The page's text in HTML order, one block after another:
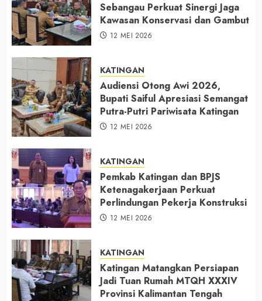
Sebangau Perkuat Sinergi Jaga
Kawasan Konservasi dan Gambut
12 MEI 2026
KATINGAN
Audiensi Otong Awi 2026,
Bupati Saiful Apresiasi Semangat
Putra-Putri Pariwisata Katingan
12 MEI 2026
KATINGAN
Pemkab Katingan dan BPJS
Ketenagakerjaan Perkuat
Perlindungan Pekerja Konstruksi
12 MEI 2026
KATINGAN
Katingan Matangkan Persiapan
Jadi Tuan Rumah MTQH XXXIV
Provinsi Kalimantan Tengah